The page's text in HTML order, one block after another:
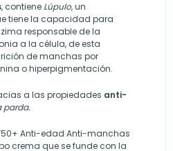
, contiene Lúpulo, un
tiene la capacidad para
responsable de la
a la célula, de esta
de manchas por
o hiperpigmentación.
a las propiedades anti-
parda.
Anti-edad Anti-manchas
crema que se funde con la